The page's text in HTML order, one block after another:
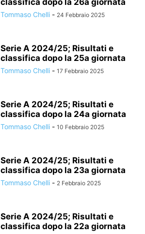
classifica dopo la 26a giornata
Tommaso Chelli - 24 Febbraio 2025
Serie A 2024/25; Risultati e
classifica dopo la 25a giornata
Tommaso Chelli - 17 Febbraio 2025
Serie A 2024/25; Risultati e
classifica dopo la 24a giornata
Tommaso Chelli - 10 Febbraio 2025
Serie A 2024/25; Risultati e
classifica dopo la 23a giornata
Tommaso Chelli - 2 Febbraio 2025
Serie A 2024/25; Risultati e
classifica dopo la 22a giornata